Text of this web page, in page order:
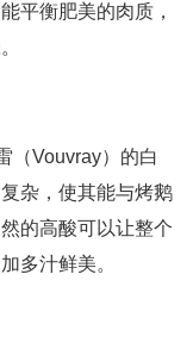
平衡肥美的肉质，
（Vouvray）的白
杂，使其能与烤鹅
的高酸可以让整个
多汁鲜美。